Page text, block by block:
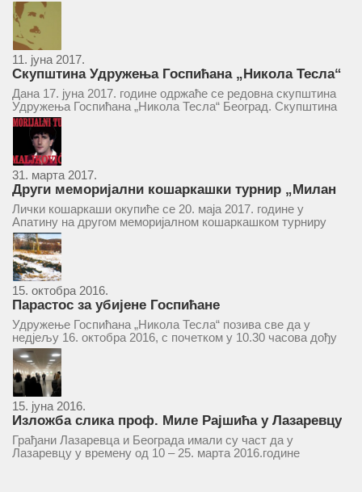
Друштва „Српска народна читаоница и књижница у
Врепцу“. Потакнути потребом за културним и духовним
уздизањем група...
11. јуна 2017.
Скупштина Удружења Госпићана „Никола Тесла“
у суботу 17. јуна 2017.
Дана 17. јуна 2017. године одржаће се редовна скупштина
Удружења Госпићана „Никола Тесла“ Београд. Скупштина
ће се одржати у простору ресторана „Тесла“, Савски трг бр.
9 Београд, у 11 часова. За Скупштину је предложен...
31. марта 2017.
Други меморијални кошаркашки турнир „Милан
Маљковић Маљак“ у Апатину 20. маја 2017.
Лички кошаркаши окупиће се 20. маја 2017. године у
Апатину на другом меморијалном кошаркашком турниру
„Милан Маљковић Маљак“. Као и прошле године,
учествоваће екипе Госпића, Личког Осика, Плашког, као и
комбинована екипа кошаркаша из...
15. октобра 2016.
Парастос за убијене Госпићане
Удружење Госпићана „Никола Тесла“ позива све да у
недјељу 16. октобра 2016, с почетком у 10.30 часова дођу
у цркву Светог оца Николаја у Борчи (Улица Вука Караџића
1), гдје ће бити служен парастос за...
15. јуна 2016.
Изложба слика проф. Миле Рајшића у Лазаревцу
Грађани Лазаревца и Београда имали су част да у
Лазаревцу у времену од 10 – 25. марта 2016.године